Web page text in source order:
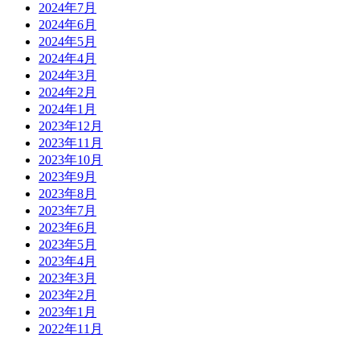
2024年7月
2024年6月
2024年5月
2024年4月
2024年3月
2024年2月
2024年1月
2023年12月
2023年11月
2023年10月
2023年9月
2023年8月
2023年7月
2023年6月
2023年5月
2023年4月
2023年3月
2023年2月
2023年1月
2022年11月